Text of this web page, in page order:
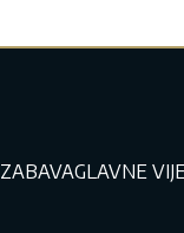
ZABAVAGLAVNE